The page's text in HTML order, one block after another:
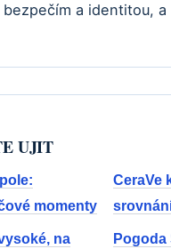
a identitou,
UJIT
momenty
CeraVe
na
Pogoda